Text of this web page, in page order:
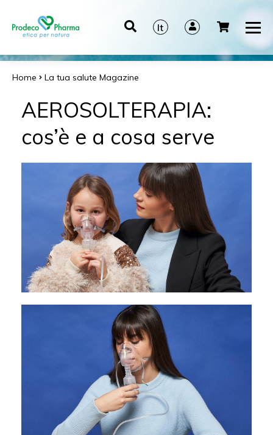
It
Home La tua salute Magazine
AEROSOLTERAPIA:
cos’è e a cosa serve